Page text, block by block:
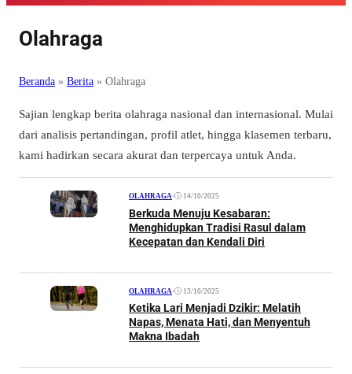
Olahraga
Beranda » Berita » Olahraga
Sajian lengkap berita olahraga nasional dan internasional. Mulai
dari analisis pertandingan, profil atlet, hingga klasemen terbaru,
kami hadirkan secara akurat dan terpercaya untuk Anda.
OLAHRAGA• 14/10/2025
Berkuda Menuju Kesabaran:
Menghidupkan Tradisi Rasul dalam
Kecepatan dan Kendali Diri
OLAHRAGA• 13/10/2025
Ketika Lari Menjadi Dzikir: Melatih
Napas, Menata Hati, dan Menyentuh
Makna Ibadah